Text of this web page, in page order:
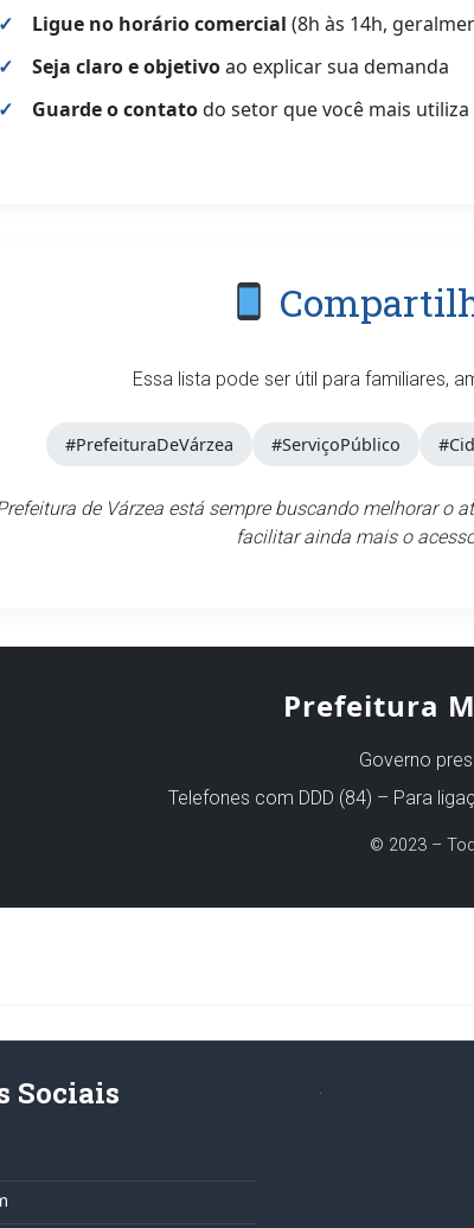
Ligue no horário comercial (8h às 14h,
Seja claro e objetivoao explicar sua demanda
Guarde o contatodo setor que você mais utiliza
Essa lista pode ser útil para familiares,
#PrefeituraDeVárzea #ServiçoPúblico
de Várzea está sempre buscando melhorar o
facilitar ainda mais o
Prefeitura
Governo
Telefones com DDD (84) – Para
© 2023 –
Sociais